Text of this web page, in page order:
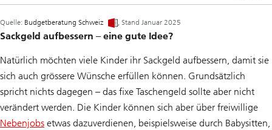
Quelle: Budgetberatung Schweiz , Stand Januar 2025
Sackgeld aufbessern – eine gute Idee?
Natürlich möchten viele Kinder ihr Sackgeld aufbessern, damit sie
sich auch grössere Wünsche erfüllen können. Grundsätzlich
spricht nichts dagegen – das fixe Taschengeld sollte aber nicht
verändert werden. Die Kinder können sich aber über freiwillige
Nebenjobs etwas dazuverdienen, beispielsweise durch Babysitten,